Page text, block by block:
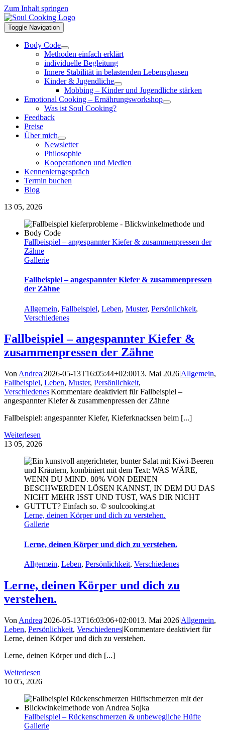
Zum Inhalt springen
Toggle Navigation
Body Code
Methoden einfach erklärt
individuelle Begleitung
Innere Stabilität in belastenden Lebensphasen
Kinder & Jugendliche
Mobbing – Kinder und Jugendliche stärken
Emotional Cooking – Ernährungsworkshop
Was ist Soul Cooking?
Feedback
Preise
Über mich
Newsletter
Philosophie
Kooperationen und Medien
Kennenlerngespräch
Termin buchen
Blog
13 05, 2026
Fallbeispiel – angespannter Kiefer & zusammenpressen der
Zähne
Gallerie
Fallbeispiel – angespannter Kiefer & zusammenpressen
der Zähne
Allgemein, Fallbeispiel, Leben, Muster, Persönlichkeit,
Verschiedenes
Fallbeispiel – angespannter Kiefer &
zusammenpressen der Zähne
Von Andrea|2026-05-13T16:05:44+02:0013. Mai 2026|Allgemein,
Fallbeispiel, Leben, Muster, Persönlichkeit,
Verschiedenes|Kommentare deaktiviert für Fallbeispiel –
angespannter Kiefer & zusammenpressen der Zähne
Fallbeispiel: angespannter Kiefer, Kieferknacksen beim [...]
Weiterlesen
13 05, 2026
Lerne, deinen Körper und dich zu verstehen.
Gallerie
Lerne, deinen Körper und dich zu verstehen.
Allgemein, Leben, Persönlichkeit, Verschiedenes
Lerne, deinen Körper und dich zu
verstehen.
Von Andrea|2026-05-13T16:03:06+02:0013. Mai 2026|Allgemein,
Leben, Persönlichkeit, Verschiedenes|Kommentare deaktiviert für
Lerne, deinen Körper und dich zu verstehen.
Lerne, deinen Körper und dich [...]
Weiterlesen
10 05, 2026
Fallbeispiel – Rückenschmerzen & unbewegliche Hüfte
Gallerie